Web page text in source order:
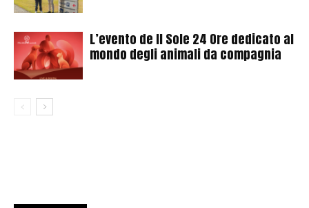
L’evento de Il Sole 24 Ore dedicato al
mondo degli animali da compagnia